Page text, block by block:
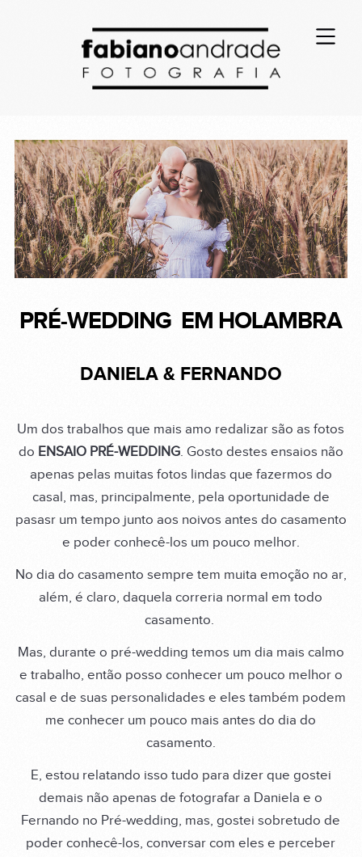
PRÉ-WEDDING EM HOLAMBRA
DANIELA & FERNANDO
Um dos trabalhos que mais amo redalizar são as fotos
do ENSAIO PRÉ-WEDDING. Gosto destes ensaios não
apenas pelas muitas fotos lindas que fazermos do
casal, mas, principalmente, pela oportunidade de
pasasr um tempo junto aos noivos antes do casamento
e poder conhecê-los um pouco melhor.
No dia do casamento sempre tem muita emoção no ar,
além, é claro, daquela correria normal em todo
casamento.
Mas, durante o pré-wedding temos um dia mais calmo
e trabalho, então posso conhecer um pouco melhor o
casal e de suas personalidades e eles também podem
me conhecer um pouco mais antes do dia do
casamento.
E, estou relatando isso tudo para dizer que gostei
demais não apenas de fotografar a Daniela e o
Fernando no Pré-wedding, mas, gostei sobretudo de
poder conhecê-los, conversar com eles e perceber